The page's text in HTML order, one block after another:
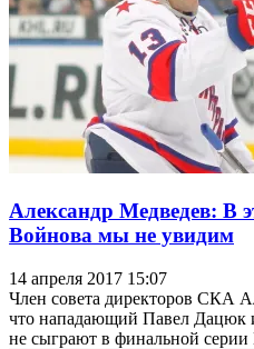
Александр Медведев: В
Войнова мы не увидим
14 апреля 2017 15:07
Член совета директоров СКА
что нападающий Павел Дацюк
не сыграют в финальной серии